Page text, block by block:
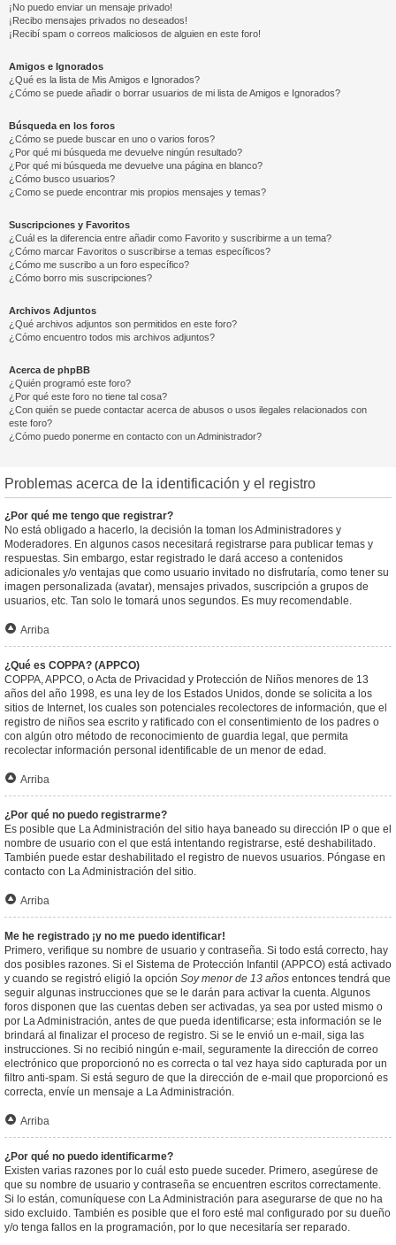
¡No puedo enviar un mensaje privado!
¡Recibo mensajes privados no deseados!
¡Recibí spam o correos maliciosos de alguien en este foro!
Amigos e Ignorados
¿Qué es la lista de Mis Amigos e Ignorados?
¿Cómo se puede añadir o borrar usuarios de mi lista de Amigos e Ignorados?
Búsqueda en los foros
¿Cómo se puede buscar en uno o varios foros?
¿Por qué mi búsqueda me devuelve ningún resultado?
¿Por qué mi búsqueda me devuelve una página en blanco?
¿Cómo busco usuarios?
¿Como se puede encontrar mis propios mensajes y temas?
Suscripciones y Favoritos
¿Cuál es la diferencia entre añadir como Favorito y suscribirme a un tema?
¿Cómo marcar Favoritos o suscribirse a temas específicos?
¿Cómo me suscribo a un foro específico?
¿Cómo borro mis suscripciones?
Archivos Adjuntos
¿Qué archivos adjuntos son permitidos en este foro?
¿Cómo encuentro todos mis archivos adjuntos?
Acerca de phpBB
¿Quién programó este foro?
¿Por qué este foro no tiene tal cosa?
¿Con quién se puede contactar acerca de abusos o usos ilegales relacionados con
este foro?
¿Cómo puedo ponerme en contacto con un Administrador?
Problemas acerca de la identificación y el registro
¿Por qué me tengo que registrar?
No está obligado a hacerlo, la decisión la toman los Administradores y
Moderadores. En algunos casos necesitará registrarse para publicar temas y
respuestas. Sin embargo, estar registrado le dará acceso a contenidos
adicionales y/o ventajas que como usuario invitado no disfrutaría, como tener su
imagen personalizada (avatar), mensajes privados, suscripción a grupos de
usuarios, etc. Tan solo le tomará unos segundos. Es muy recomendable.
Arriba
¿Qué es COPPA? (APPCO)
COPPA, APPCO, o Acta de Privacidad y Protección de Niños menores de 13
años del año 1998, es una ley de los Estados Unidos, donde se solicita a los
sitios de Internet, los cuales son potenciales recolectores de información, que el
registro de niños sea escrito y ratificado con el consentimiento de los padres o
con algún otro método de reconocimiento de guardia legal, que permita
recolectar información personal identificable de un menor de edad.
Arriba
¿Por qué no puedo registrarme?
Es posible que La Administración del sitio haya baneado su dirección IP o que el
nombre de usuario con el que está intentando registrarse, esté deshabilitado.
También puede estar deshabilitado el registro de nuevos usuarios. Póngase en
contacto con La Administración del sitio.
Arriba
Me he registrado ¡y no me puedo identificar!
Primero, verifique su nombre de usuario y contraseña. Si todo está correcto, hay
dos posibles razones. Si el Sistema de Protección Infantil (APPCO) está activado
y cuando se registró eligió la opción Soy menor de 13 años entonces tendrá que
seguir algunas instrucciones que se le darán para activar la cuenta. Algunos
foros disponen que las cuentas deben ser activadas, ya sea por usted mismo o
por La Administración, antes de que pueda identificarse; esta información se le
brindará al finalizar el proceso de registro. Si se le envió un e-mail, siga las
instrucciones. Si no recibió ningún e-mail, seguramente la dirección de correo
electrónico que proporcionó no es correcta o tal vez haya sido capturada por un
filtro anti-spam. Si está seguro de que la dirección de e-mail que proporcionó es
correcta, envíe un mensaje a La Administración.
Arriba
¿Por qué no puedo identificarme?
Existen varias razones por lo cuál esto puede suceder. Primero, asegúrese de
que su nombre de usuario y contraseña se encuentren escritos correctamente.
Si lo están, comuníquese con La Administración para asegurarse de que no ha
sido excluido. También es posible que el foro esté mal configurado por su dueño
y/o tenga fallos en la programación, por lo que necesitaría ser reparado.